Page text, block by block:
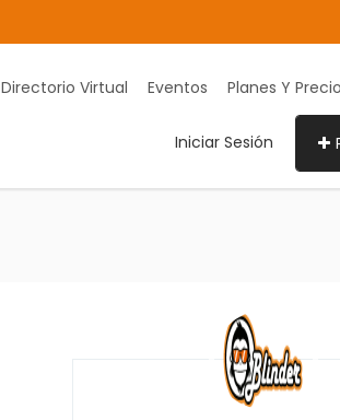
Directorio Virtual Eventos Planes Y
Iniciar Sesión